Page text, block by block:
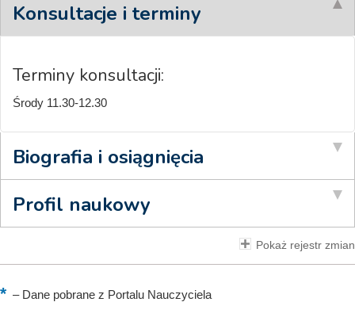
Konsultacje i terminy
Terminy konsultacji:
Środy 11.30-12.30
Biografia i osiągnięcia
Profil naukowy
Pokaż rejestr zmian
–Dane pobrane z Portalu Nauczyciela